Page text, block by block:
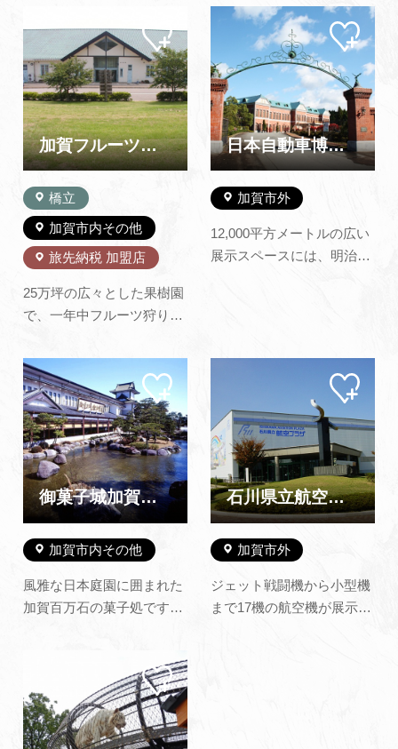
め、旬のぶどうを15種類以
上栽培しております。 それ
ぞれのぶどうに味わいがあ
ります。ご家族又はお友達
とご一緒にお好みの味を見
つけにご来園下さい。
※2026年度ぶどう…
はさまざまな伝統工芸が揃
っており、各館ではそれぞ
れの工芸品の製作過程の見
学や、ろくろ回し・上絵
付・金箔貼りなど11の館で
50種類以上の伝統工芸の体
験ができます。もちろん出
来上がり…
加賀フルーツランド
橋立
加賀市内その他
旅先納税 加盟店
25万坪の広々とした果樹園
で、一年中フルーツ狩りと
す。イチゴ、ブドウ、リン
ゴなどその他旬のフルーツ
がその場でもぎとり食べ放
題です。ボリュームたっぷ
りのバーベキューも好評で
す。お腹ごなしにパークゴ
ルフ18ホールのプレイもご
利用できま…
マイ
ペー
ジに
追加
日本自動車博物館
加賀市外
12,000平方メートルの広い
展示スペースには、明治34
スをはじめとして、ヨーロ
ッパの名車、日本のスポー
ツカーなどを次々と見学す
るうち…
マイ
ペー
ジに
追加
御菓子城加賀藩（休館中）
加賀市内その他
風雅な日本庭園に囲まれた
加賀百万石の菓子処です。
や、石川の地酒、工芸品な
どを多彩に取り揃えており
ます。※新型コロナウイル
ス感染症拡大防止のため
マイ
ペー
ジに
追加
石川県立航空プラザ
加賀市外
ジェット戦闘機から小型機
まで17機の航空機が展示さ
マイ
ペー
追加
マイ
ペー
ジに
追加